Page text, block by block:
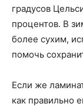
градусов
процентов. В
более сухим,
помочь
Если же
как правильно